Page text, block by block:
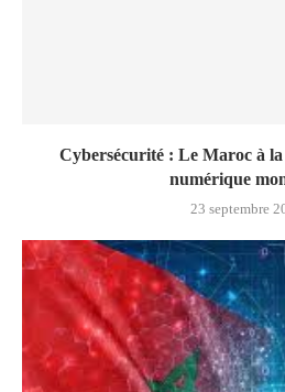
Cybersécurité : Le Maroc à
numérique
23 septembre